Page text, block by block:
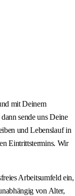
mit Deinem
sende uns Deine
und Lebenslauf in
Eintrittstermins. Wir
Arbeitsumfeld ein,
von Alter,